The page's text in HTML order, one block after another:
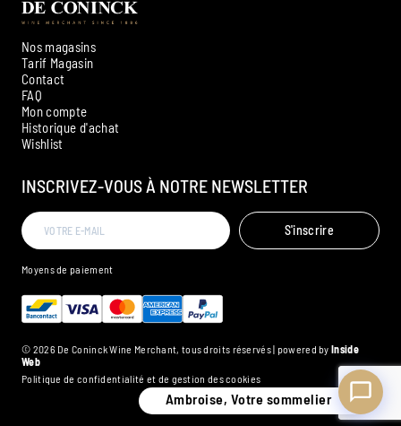
Nos magasins
Tarif Magasin
Contact
FAQ
Mon compte
Historique d'achat
Wishlist
INSCRIVEZ-VOUS À NOTRE NEWSLETTER
S'inscrire
Moyens de paiement
© 2026 De Coninck Wine Merchant, tous droits réservés | powered byInside
Web
Politique de confidentialité et de gestion des cookies
Ambroise, Votre sommelier